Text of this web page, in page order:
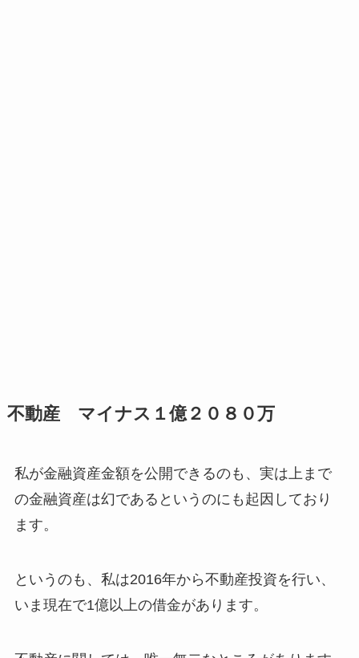
不動産 マイナス１億２０８０万
私が金融資産金額を公開できるのも、実は上まで
の金融資産は幻であるというのにも起因しており
ます。
というのも、私は2016年から不動産投資を行い、
いま現在で1億以上の借金があります。